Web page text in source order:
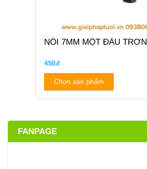
NỐI 7MM MỘT ĐẦU TRƠN
450đ
Chọn sản phẩm
FANPAGE